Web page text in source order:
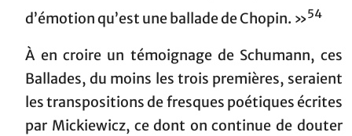
d’émotion qu’est une ballade de Chopin. »54
À en croire un témoignage de Schumann, ces
Ballades, du moins les trois premières, seraient
les transpositions de fresques poétiques écrites
par Mickiewicz, ce dont on continue de douter